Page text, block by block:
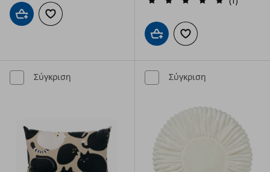
Προσθήκη στο καλάθι
Προσθήκη στα αγαπημένα
Προσθήκη στο καλάθι
Προσθήκη στα
Σύγκριση Σύγκριση